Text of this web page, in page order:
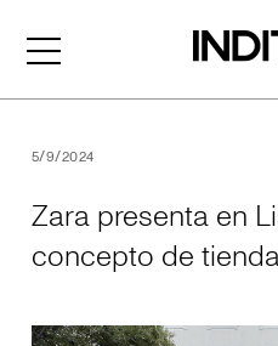
5/9/2024
Zara presenta en
concepto de